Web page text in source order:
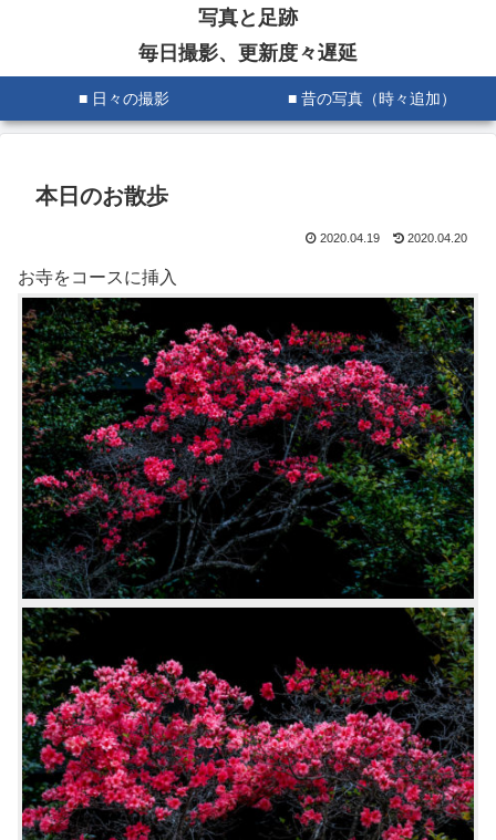
写真と足跡
毎日撮影、更新度々遅延
■ 日々の撮影 ■ 昔の写真（時々追加）
本日のお散歩
2020.04.19 2020.04.20
お寺をコースに挿入